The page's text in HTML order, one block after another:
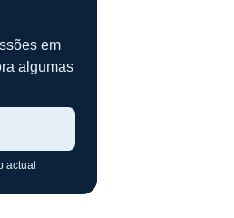
em
algumas
actual